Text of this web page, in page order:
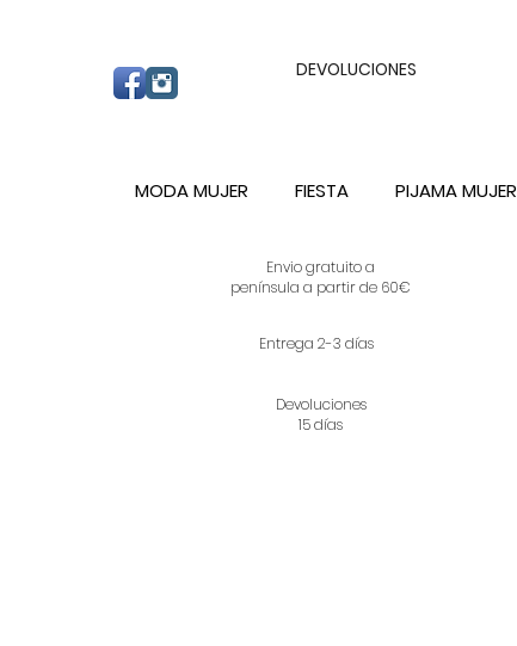
DEVOLUCIONES
MODA MUJER FIESTA PIJAMA MUJER
Envio gratuito a
península a partir de 60€
Entrega 2-3 días
Devoluciones
15 días